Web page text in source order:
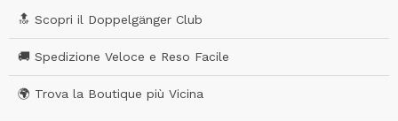
🔝 Scopri il Doppelgänger Club
🚚 Spedizione Veloce e Reso Facile
🌍 Trova la Boutique più Vicina